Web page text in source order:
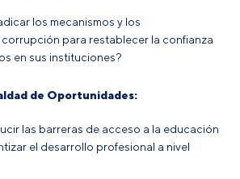
los mecanismos y los
para restablecer la confianza
en sus instituciones?
de Oportunidades:
las barreras de acceso a la educación
el desarrollo profesional a nivel